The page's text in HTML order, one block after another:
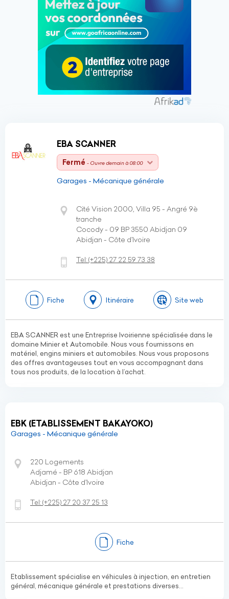
EBA SCANNER
Fermé - Ouvre demain à 08:00
Garages - Mécanique générale
Cité Vision 2000, Villa 95 - Angré 9è
tranche
Cocody - 09 BP 3550 Abidjan 09
Abidjan - Côte d’Ivoire
Tel:(+225) 27 22 59 73 38
Fiche Itinéraire Site web
EBA SCANNER est une Entreprise Ivoirienne spécialisée dans le
domaine Minier et Automobile. Nous vous fournissons en
matériel, engins miniers et automobiles. Nous vous proposons
des offres avantageuses tout en vous accompagnant dans
tous nos produits, de la location à l’achat.
EBK (ETABLISSEMENT BAKAYOKO)
Garages - Mécanique générale
220 Logements
Adjamé - BP 618 Abidjan
Abidjan - Côte d’Ivoire
Tel:(+225) 27 20 37 25 13
Fiche
Etablissement spécialise en véhicules à injection, en entretien
général, mécanique générale et prestations diverses...